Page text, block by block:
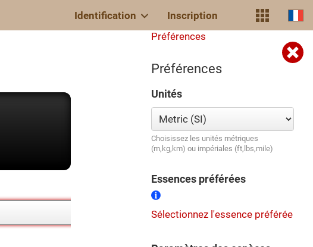
Identification Inscription
Préférences
Préférences
Unités
Choisissez les unités métriques
(m,kg,km) ou impériales (ft,lbs,mile)
Essences préférées
Sélectionnez l'essence préférée